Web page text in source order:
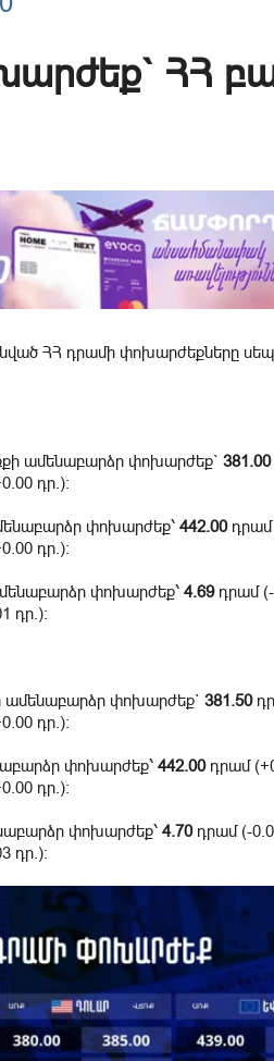
ՀՀ
ՀՀ դրամի փոխարժեքները
ամենաբարձր փոխարժեք` 381.00
դր.):
փոխարժեք՝ 442.00դրամ
դր.):
փոխարժեք՝ 4.69դրամ (-
դր.):
ամենաբարձր փոխարժեք` 381.50
դր.):
փոխարժեք՝ 442.00դրամ
դր.):
փոխարժեք՝ 4.70դրամ (-
դր.):